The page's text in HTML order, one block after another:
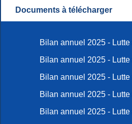
Documents à télécharger
Bilan annuel 2025 -
Bilan annuel 2025 -
Bilan annuel 2025 -
Bilan annuel 2025 -
Bilan annuel 2025 -